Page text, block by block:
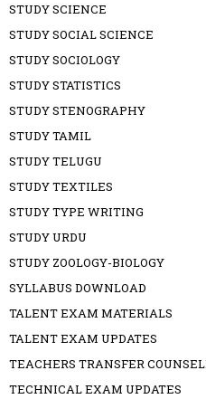
STUDY SCIENCE
STUDY SOCIAL SCIENCE
STUDY SOCIOLOGY
STUDY STATISTICS
STUDY STENOGRAPHY
STUDY TAMIL
STUDY TELUGU
STUDY TEXTILES
STUDY TYPE WRITING
STUDY URDU
STUDY ZOOLOGY-BIOLOGY
SYLLABUS DOWNLOAD
TALENT EXAM MATERIALS
TALENT EXAM UPDATES
TEACHERS TRANSFER
TECHNICAL EXAM UPDATES